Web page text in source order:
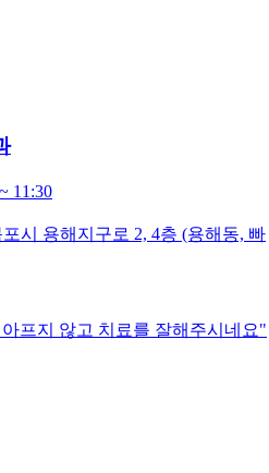
11:30
시 용해지구로 2, 4층 (용해동, 빠
프지 않고 치료를 잘해주시네요"